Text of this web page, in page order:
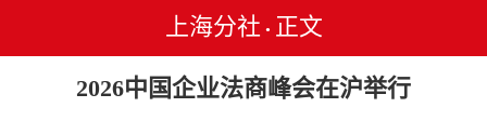
上海分社 • 正文
2026中国企业法商峰会在沪举行